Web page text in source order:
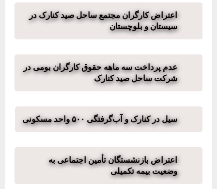
اعتراض کارگران مجتمع ساحل صید کنارک در
سیستان و بلوچستان
عدم پرداخت سه ماهه حقوق کارگران بومی در
شرکت ساحل صید کنارک
سیل در کنارک و آب‌گرفتگی ۵۰۰ واحد مسکونی
اعتراض بازنشستگان تأمین اجتماعی به
وضعیت بیمه تکمیلی